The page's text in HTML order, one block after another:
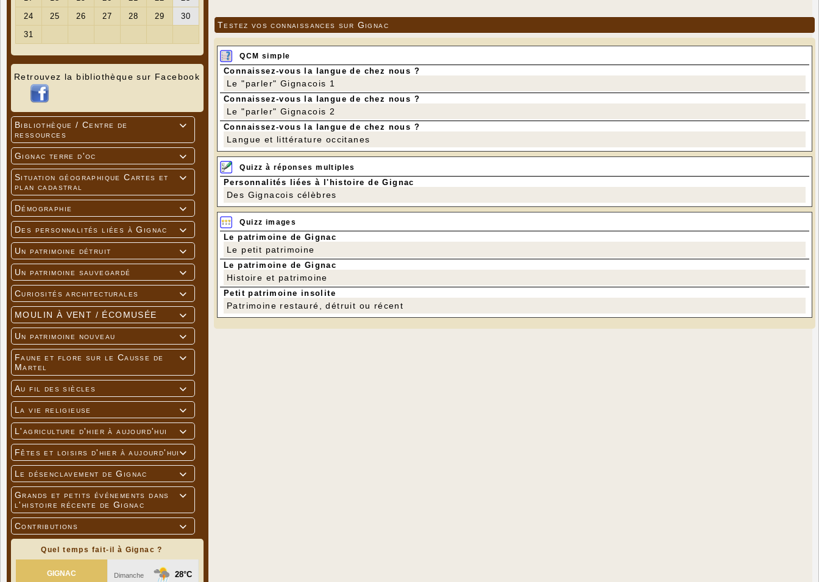
Retrouvez la bibliothèque sur Facebook

Bibliothèque / Centre de
ressources

Gignac terre d'oc

Situation géographique Cartes et
plan cadastral

Démographie

Des personnalités liées à Gignac

Un patrimoine détruit

Un patrimoine sauvegardé

Curiosités architecturales

MOULIN À VENT / ÉCOMUSÉE

Un patrimoine nouveau

Faune et flore sur le Causse de
Martel

Au fil des siècles

La vie religieuse

L'agriculture d'hier à aujourd'hui

Fêtes et loisirs d'hier à aujourd'hui

Le désenclavement de Gignac

Grands et petits événements dans
l'histoire récente de Gignac

Contributions
Quel temps fait-il à Gignac ?
Testez vos connaissances sur Gignac
QCM simple
Connaissez-vous la langue de chez nous ?
Le "parler" Gignacois 1
Connaissez-vous la langue de chez nous ?
Le "parler" Gignacois 2
Connaissez-vous la langue de chez nous ?
Langue et littérature occitanes
Quizz à réponses multiples
Personnalités liées à l'histoire de Gignac
Des Gignacois célèbres
Quizz images
Le patrimoine de Gignac
Le petit patrimoine
Le patrimoine de Gignac
Histoire et patrimoine
Petit patrimoine insolite
Patrimoine restauré, détruit ou récent